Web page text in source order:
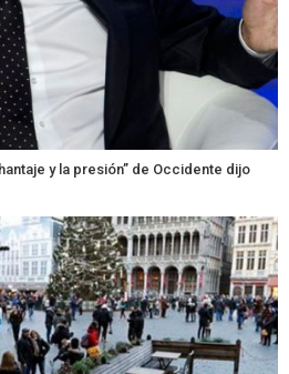
y la presión” de Occidente dijo